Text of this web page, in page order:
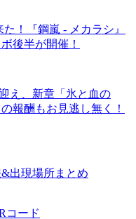
！『鋼嵐 - メカラシ』
後半が開催！
え、新章「氷と血の
報酬もお見逃し無く！
出現場所まとめ
コード